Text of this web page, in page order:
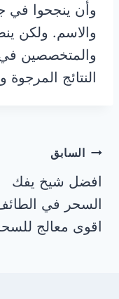
وأن ينجحوا في
والاسم. ولكن
والمتخصصين
النتائج
تصفّح
المقالات
السابق
افضل شيخ يفك
السحر في
اقوى معالج